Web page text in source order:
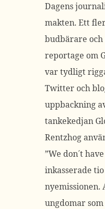
Dagens
makten. Ett
budbärare och
reportage om
var tydligt
Twitter och
uppbackning
tankekedjan
Rentzhog
”We don´t
inkasserade
nyemissionen.
ungdomar